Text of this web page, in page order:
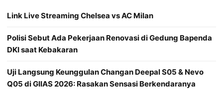
Link Live Streaming Chelsea vs AC Milan
Polisi Sebut Ada Pekerjaan Renovasi di Gedung Bapenda
DKI saat Kebakaran
Uji Langsung Keunggulan Changan Deepal S05 & Nevo
Q05 di GIIAS 2026: Rasakan Sensasi Berkendaranya